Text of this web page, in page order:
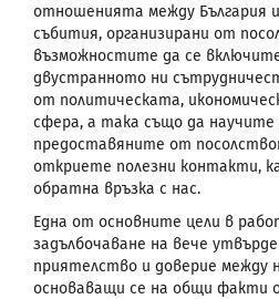
отношенията между България
събития, организирани от
възможностите да се
двустранното ни
от политическата,
сфера, а така също да научите
предоставяните от
откриете полезни контакти,
обратна връзка с нас.
Една от основните цели в
задълбочаване на вече
приятелство и доверие между
основаващи се на общи факти